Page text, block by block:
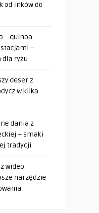
od Inków do
– quinoa
–
dla ryżu
deser z
w kilka
dania z
– smaki
tradycji
wideo
narzędzie